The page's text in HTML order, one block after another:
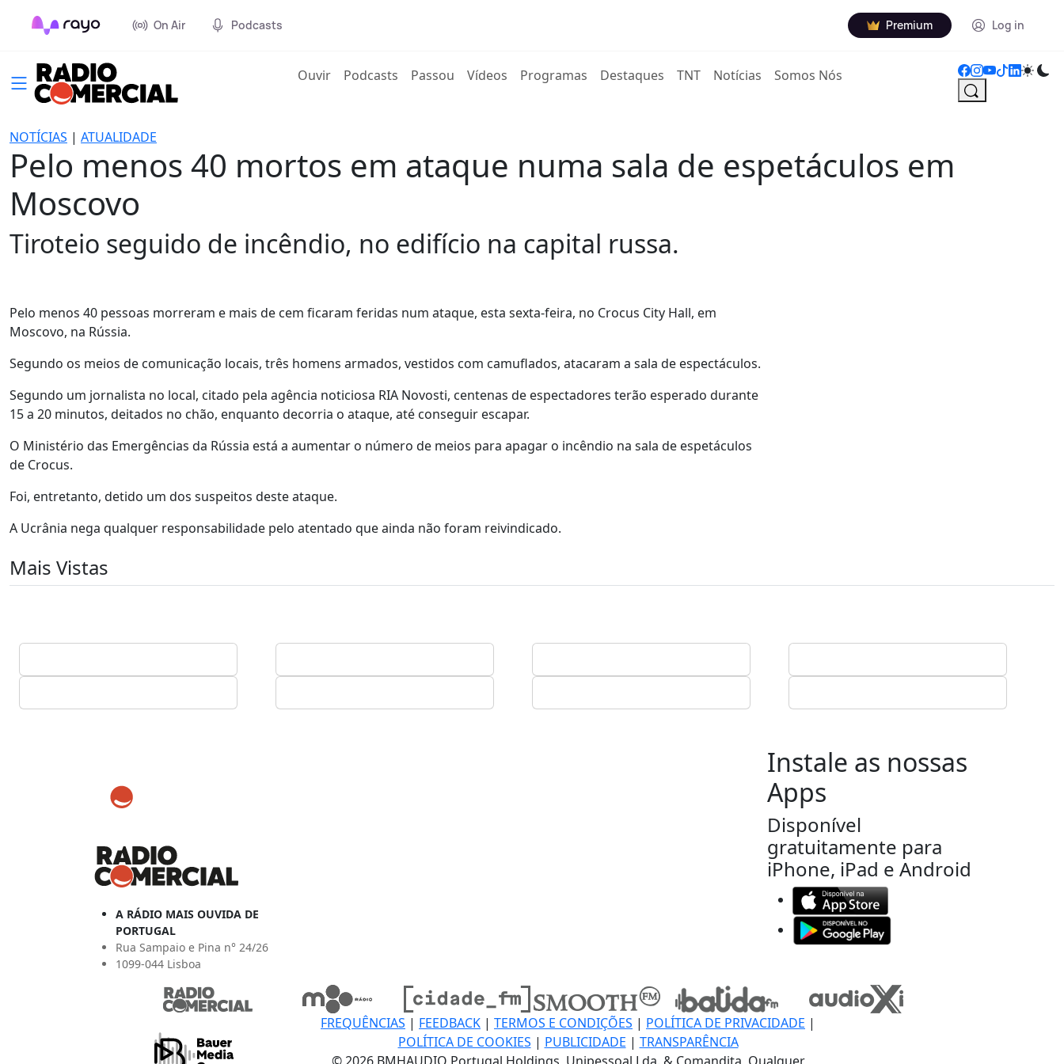
On Air Podcasts Premium Log in
Ouvir(current)
Podcasts Passou Vídeos Programas Destaques TNT Notícias Somos Nós
NOTÍCIAS | ATUALIDADE
Pelo menos 40 mortos em ataque numa sala de espetáculos em
Moscovo
Tiroteio seguido de incêndio, no edifício na capital russa.
Pelo menos 40 pessoas morreram e mais de cem ficaram feridas num ataque, esta sexta-feira, no Crocus City Hall, em
Moscovo, na Rússia.
Segundo os meios de comunicação locais, três homens armados, vestidos com camuflados, atacaram a sala de espectáculos.
Segundo um jornalista no local, citado pela agência noticiosa RIA Novosti, centenas de espectadores terão esperado durante
15 a 20 minutos, deitados no chão, enquanto decorria o ataque, até conseguir escapar.
O Ministério das Emergências da Rússia está a aumentar o número de meios para apagar o incêndio na sala de espetáculos
de Crocus.
Foi, entretanto, detido um dos suspeitos deste ataque.
A Ucrânia nega qualquer responsabilidade pelo atentado que ainda não foram reivindicado.
Mais Vistas
A RÁDIO MAIS OUVIDA DE
PORTUGAL
Rua Sampaio e Pina n° 24/26
1099-044 Lisboa
Instale as nossas
Apps
Disponível
gratuitamente para
iPhone, iPad e Android
FREQUÊNCIAS | FEEDBACK | TERMOS E CONDIÇÕES | POLÍTICA DE PRIVACIDADE |
POLÍTICA DE COOKIES | PUBLICIDADE | TRANSPARÊNCIA